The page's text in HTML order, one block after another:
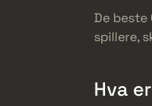
De beste
spillere,
Hva